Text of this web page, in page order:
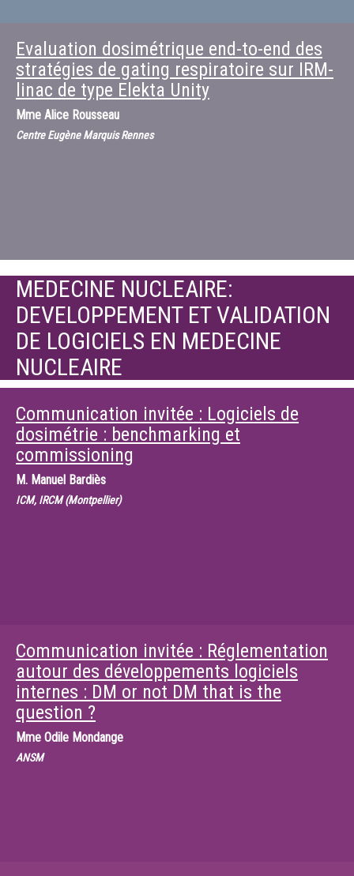
Evaluation dosimétrique end-to-end des
stratégies de gating respiratoire sur IRM-
linac de type Elekta Unity
Mme Alice Rousseau
Centre Eugène Marquis Rennes
MEDECINE NUCLEAIRE:
DEVELOPPEMENT ET VALIDATION
DE LOGICIELS EN MEDECINE
NUCLEAIRE
Communication invitée : Logiciels de
dosimétrie : benchmarking et
commissioning
M. Manuel Bardiès
ICM, IRCM (Montpellier)
Communication invitée : Réglementation
autour des développements logiciels
internes : DM or not DM that is the
question ?
Mme Odile Mondange
ANSM